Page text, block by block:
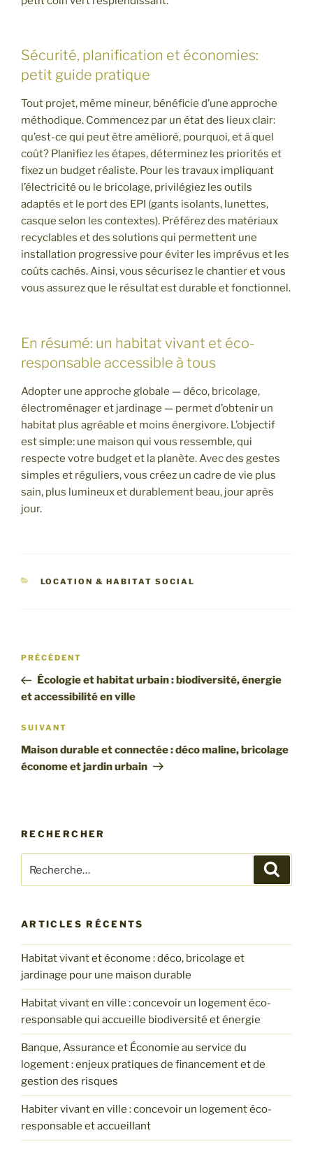
Sécurité, planification et économies:
petit guide pratique
Tout projet, même mineur, bénéficie d’une approche
méthodique. Commencez par un état des lieux clair:
qu’est-ce qui peut être amélioré, pourquoi, et à quel
coût? Planifiez les étapes, déterminez les priorités et
fixez un budget réaliste. Pour les travaux impliquant
l’électricité ou le bricolage, privilégiez les outils
adaptés et le port des EPI (gants isolants, lunettes,
casque selon les contextes). Préférez des matériaux
recyclables et des solutions qui permettent une
installation progressive pour éviter les imprévus et les
coûts cachés. Ainsi, vous sécurisez le chantier et vous
vous assurez que le résultat est durable et fonctionnel.
En résumé: un habitat vivant et éco-
responsable accessible à tous
Adopter une approche globale — déco, bricolage,
électroménager et jardinage — permet d’obtenir un
habitat plus agréable et moins énergivore. L’objectif
est simple: une maison qui vous ressemble, qui
respecte votre budget et la planète. Avec des gestes
simples et réguliers, vous créez un cadre de vie plus
sain, plus lumineux et durablement beau, jour après
jour.
CATÉGORIES
LOCATION & HABITAT SOCIAL
Navigation
l’article
Article
précédent
PRÉCÉDENT
Écologie et habitat urbain : biodiversité, énergie
et accessibilité en ville
Article
suivant
SUIVANT
Maison durable et connectée : déco maline, bricolage
économe et jardin urbain
RECHERCHER
pour
ARTICLES RÉCENTS
Habitat vivant et économe : déco, bricolage et
jardinage pour une maison durable
Habitat vivant en ville : concevoir un logement éco-
responsable qui accueille biodiversité et énergie
Banque, Assurance et Économie au service du
logement : enjeux pratiques de financement et de
gestion des risques
Habiter vivant en ville : concevoir un logement éco-
responsable et accueillant